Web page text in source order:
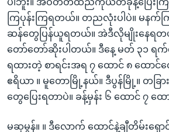
ကြပုန်းကြရတယ်။ တညလုံးပါပဲ။ မန
ဆန်တွေပြန်ယူရတယ်။ အဲဒီလိုမျိုးနေရတ
တော်တော်ဆိုးပါတယ်။ ဒီနေ့ မတ် ၃၁ ရ
ရထားတဲ့ စာရင်းအရ ၇ ထောင် ၈ ထောင်လ
ဧရိယာ ။ မူတောမြို့နယ်။ ဒီပွန်မြို့။ တခြာ
တွေပြေးရတာပဲ။ ခန့်မှန်း ၆ ထောင် ၇ ထ
မဆုမွန်။ ။ ဒီလောက် ထောင်နဲ့ချီတိမ်းရှေ